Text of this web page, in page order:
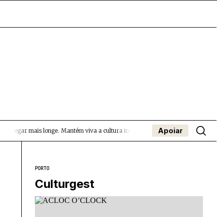
mais longe. Mantém viva a cultura independente — apoia o
Apoiar
PORTO
Culturgest